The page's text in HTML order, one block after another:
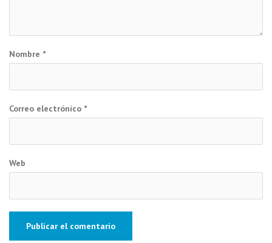
Nombre *
Correo electrónico *
Web